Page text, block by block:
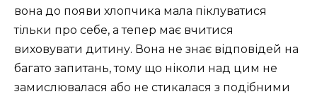
вона до появи хлопчика мала піклуватися
тільки про себе, а тепер має вчитися
виховувати дитину. Вона не знає відповідей на
багато запитань, тому що ніколи над цим не
замислювалася або не стикалася з подібними